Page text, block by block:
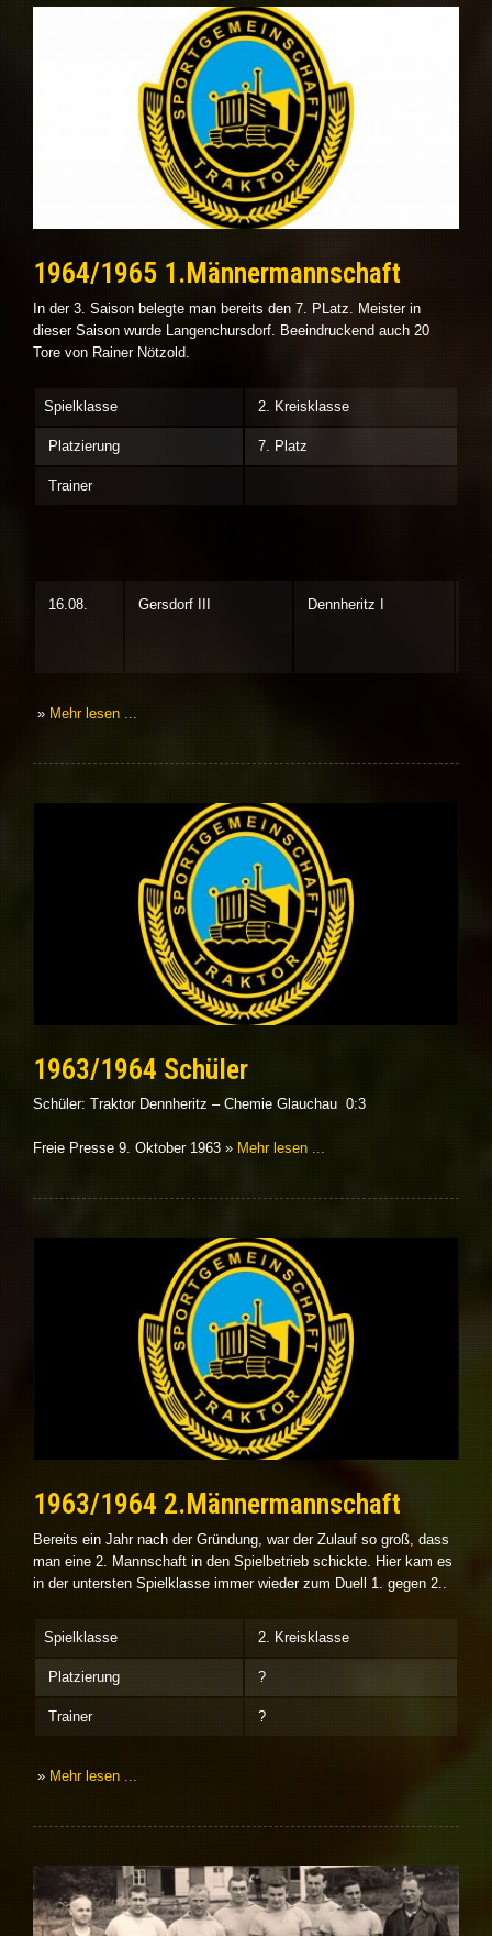
1964/1965 1.Männermannschaft
In der 3. Saison belegte man bereits den 7. PLatz. Meister in
dieser Saison wurde Langenchursdorf. Beeindruckend auch 20
Tore von Rainer Nötzold.
Spielklasse 2. Kreisklasse
Platzierung 7. Platz
Trainer
16.08. Gersdorf III Dennheritz I
» Mehr lesen ...
1963/1964 Schüler
Schüler: Traktor Dennheritz – Chemie Glauchau 0:3
Freie Presse 9. Oktober 1963 » Mehr lesen ...
1963/1964 2.Männermannschaft
Bereits ein Jahr nach der Gründung, war der Zulauf so groß, dass
man eine 2. Mannschaft in den Spielbetrieb schickte. Hier kam es
in der untersten Spielklasse immer wieder zum Duell 1. gegen 2..
Spielklasse 2. Kreisklasse
Platzierung ?
Trainer ?
» Mehr lesen ...